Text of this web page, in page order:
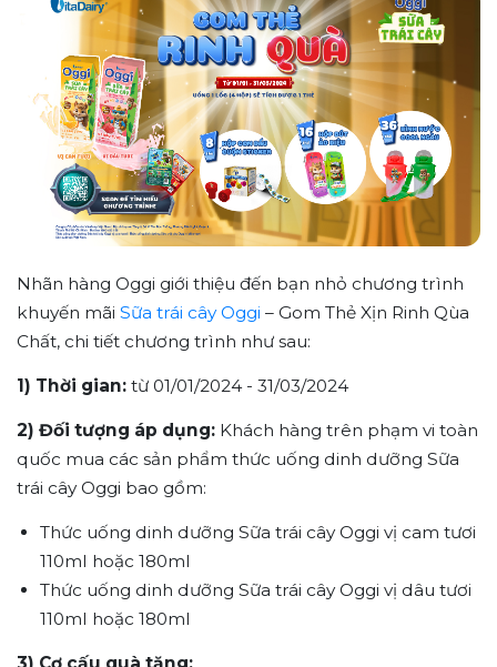
Nhãn hàng Oggi giới thiệu đến bạn nhỏ chương trình
khuyến mãi Sữa trái câyOggi – Gom Thẻ Xịn Rinh Qùa
Chất, chi tiết chương trình như sau:
1) Thời gian: từ 01/01/2024 - 31/03/2024
2) Đối tượng áp dụng: Khách hàng trên phạm vi toàn
quốc mua các sản phẩm thức uống dinh dưỡng Sữa
trái câyOggi bao gồm:
Thức uống dinh dưỡng Sữa trái cây Oggi vị cam tươi
110ml hoặc 180ml
Thức uống dinh dưỡng Sữa trái cây Oggi vị dâu tươi
110ml hoặc 180ml
3) Cơ cấu quà tặng: